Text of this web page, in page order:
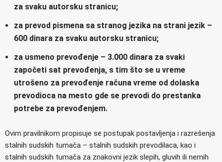
za svaku autorsku stranicu;
za prevod pismena sa stranog jezika na strani jezik –
600 dinara za svaku autorsku stranicu;
za usmeno prevođenje – 3.000 dinara za svaki
započeti sat prevođenja, s tim što se u vreme
utrošeno za prevođenje računa vreme od dolaska
prevodioca na mesto gde se prevodi do prestanka
potrebe za prevođenjem.
Ovim pravilnikom propisuje se postupak postavljenja i razrešenja
stalnih sudskih tumača – stalnih sudskih prevodilaca, kao i
stalnih sudskih tumača za znakovni jezik slepih, gluvih ili nemih